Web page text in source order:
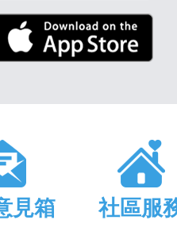
見箱 社區服